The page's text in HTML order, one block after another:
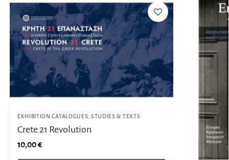
EXHIBITION CATALOGUES STUDIES & TEXTS
Crete 21 Revolution
10,00€